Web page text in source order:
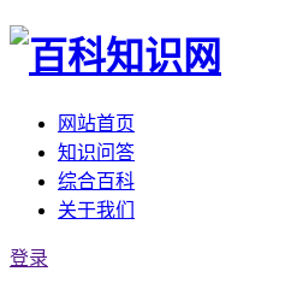
网站首页
知识问答
综合百科
关于我们
登录